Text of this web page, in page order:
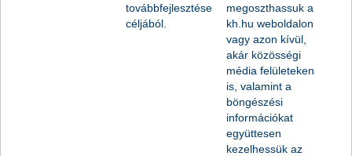
továbbfejlesztése
céljából.
megoszthassuk a
kh.hu weboldalon
vagy azon kívül,
akár közösségi
média felületeken
is, valamint a
böngészési
információkat
együttesen
kezelhessük az